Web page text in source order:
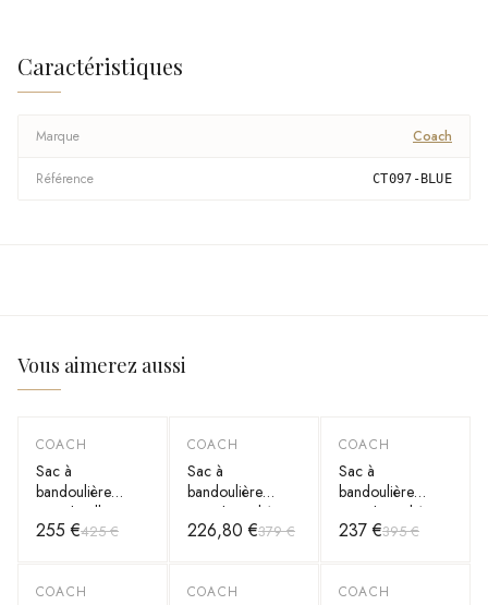
Caractéristiques
Marque Coach
Référence CT097-BLUE
Vous aimerez aussi
-40%
COACH
Sac à
bandoulière
Coach Pillow
Tabby 18 en cuir
255 €425 €
-40%
COACH
Sac à
bandoulière
Coach Trail 12 en
toile signature
226,80 €379 €
-40%
COACH
Sac à
bandoulière
Coach Trail 12 en
cuir de veau
237 €395 €
-40%
COACH -40%
COACH -40%
COACH